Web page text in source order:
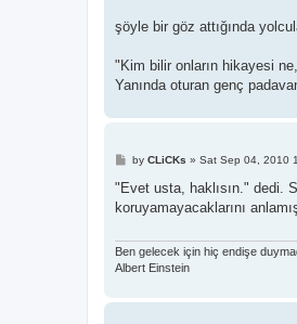
şöyle bir göz attığında
"Kim bilir onların hikayesi
Yanında oturan genç
P
s
by CLiCKs » Sat Sep 04, 2010
"Evet usta, haklısın." dedi.
koruyamayacaklarını
Ben gelecek için hiç endişe
Albert Einstein